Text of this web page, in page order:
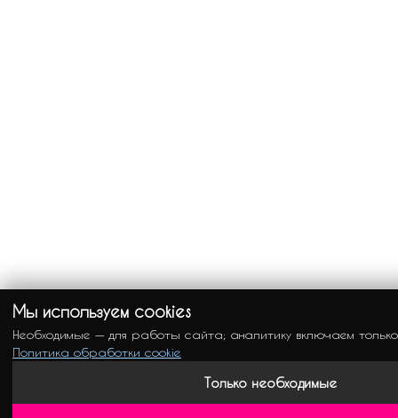
Мы используем cookies
Необходимые — для работы сайта; аналитику включаем
Политика обработки cookie
Только необходимые